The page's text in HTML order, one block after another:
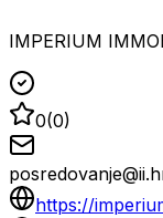
IMPERIUM
0(0)
https://